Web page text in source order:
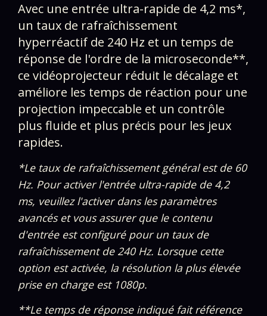
Avec une entrée ultra-rapide de 4,2 ms*,
un taux de rafraîchissement
hyperréactif de 240 Hz et un temps de
réponse de l'ordre de la microseconde**,
ce vidéoprojecteur réduit le décalage et
améliore les temps de réaction pour une
projection impeccable et un contrôle
plus fluide et plus précis pour les jeux
rapides.​
*Le taux de rafraîchissement général est de 60
Hz. Pour activer l'entrée ultra-rapide de 4,2
ms, veuillez l'activer dans les paramètres
avancés et vous assurer que le contenu
d'entrée est configuré pour un taux de
rafraîchissement de 240 Hz. Lorsque cette
option est activée, la résolution la plus élevée
prise en charge est 1080p.​​​
**Le temps de réponse indiqué fait référence